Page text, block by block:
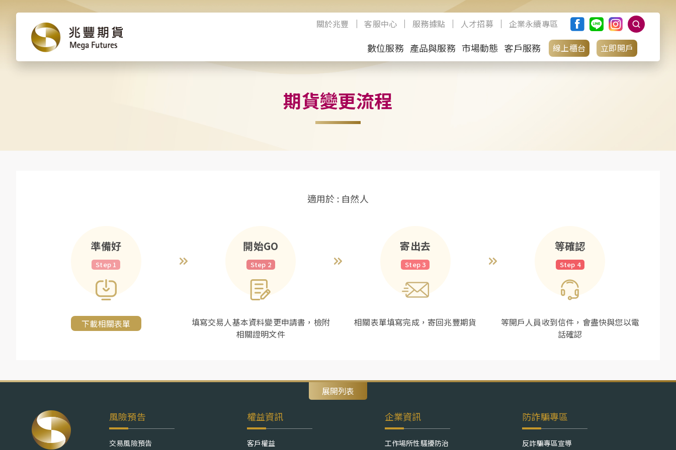
關於兆豐 客服中心 服務據點 人才招募 企業永續專區
數位服務 產品與服務 市場動態 客戶服務 線上櫃台 立即開戶
期貨變更流程
適用於 : 自然人
準備好
Step 1
下載相關表單
開始GO
Step 2
填寫交易人基本資料變更申請書，檢附
相關證明文件
寄出去
Step 3
相關表單填寫完成，寄回兆豐期貨
等確認
Step 4
等開戶人員收到信件，會盡快與您以電
話確認
展開列表
風險預告
交易風險預告
權益資訊
客戶權益
企業資訊
工作場所性騷擾防治
防詐騙專區
反詐騙專區宣導